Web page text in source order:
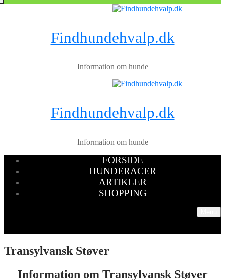
Findhundehvalp.dk
Information om hunde
Findhundehvalp.dk
Information om hunde
FORSIDE
HUNDERACER
ARTIKLER
SHOPPING
Transylvansk Støver
Information om Transylvansk Støver